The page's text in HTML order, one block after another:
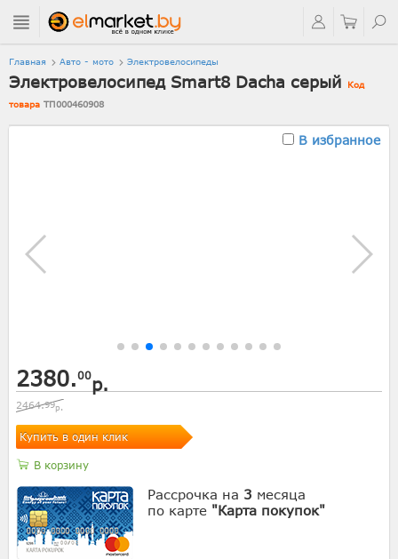
Главная Авто - мото Электровелосипеды
Электровелосипед Smart8 Dacha серый
Код
товара ТП000460908
В избранное
2380.00р.
2464.99р.
Купить в один клик
В корзину
Рассрочка на 3 месяца
по карте "Карта покупок"